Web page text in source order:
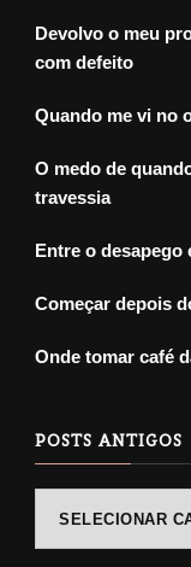
Devolvo o meu
com defeito
Quando me vi no
O medo de
travessia
Entre o desapego
Começar depois
Onde tomar café
POSTS ANTIGOS